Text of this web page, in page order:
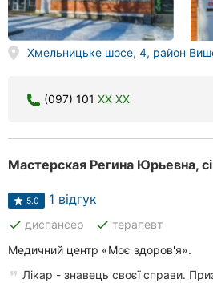
Хмельницьке шосе, 4, район
(097) 101 XX XX
Мастерская Регина Юрьевна,
5.0 1 відгук
done диспансер done терапевт
Медичний центр «Моє здоров'я».
Лікар - знавець своєї справи.